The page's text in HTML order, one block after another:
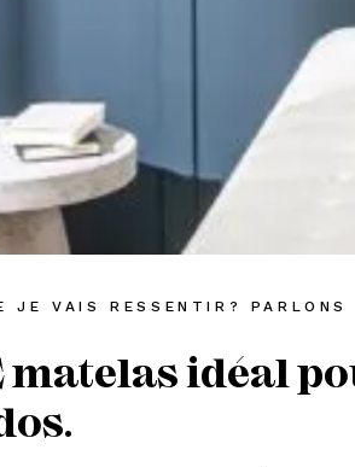
JE VAIS RESSENTIR?
matelas idéal